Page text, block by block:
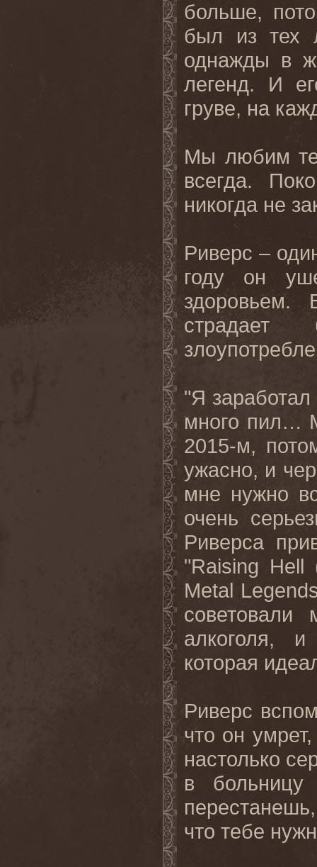
больше,
был из тех
однажды в
легенд. И
груве, на
Мы любим
всегда.
никогда не
Риверс –
году он
здоровьем.
страдает
"Я
много пил…
2015-м,
ужасно, и
мне нужно
очень
Риверса
"Raising Hell
Metal
алкоголя,
которая
Риверс
что он
настолько
в
что тебе